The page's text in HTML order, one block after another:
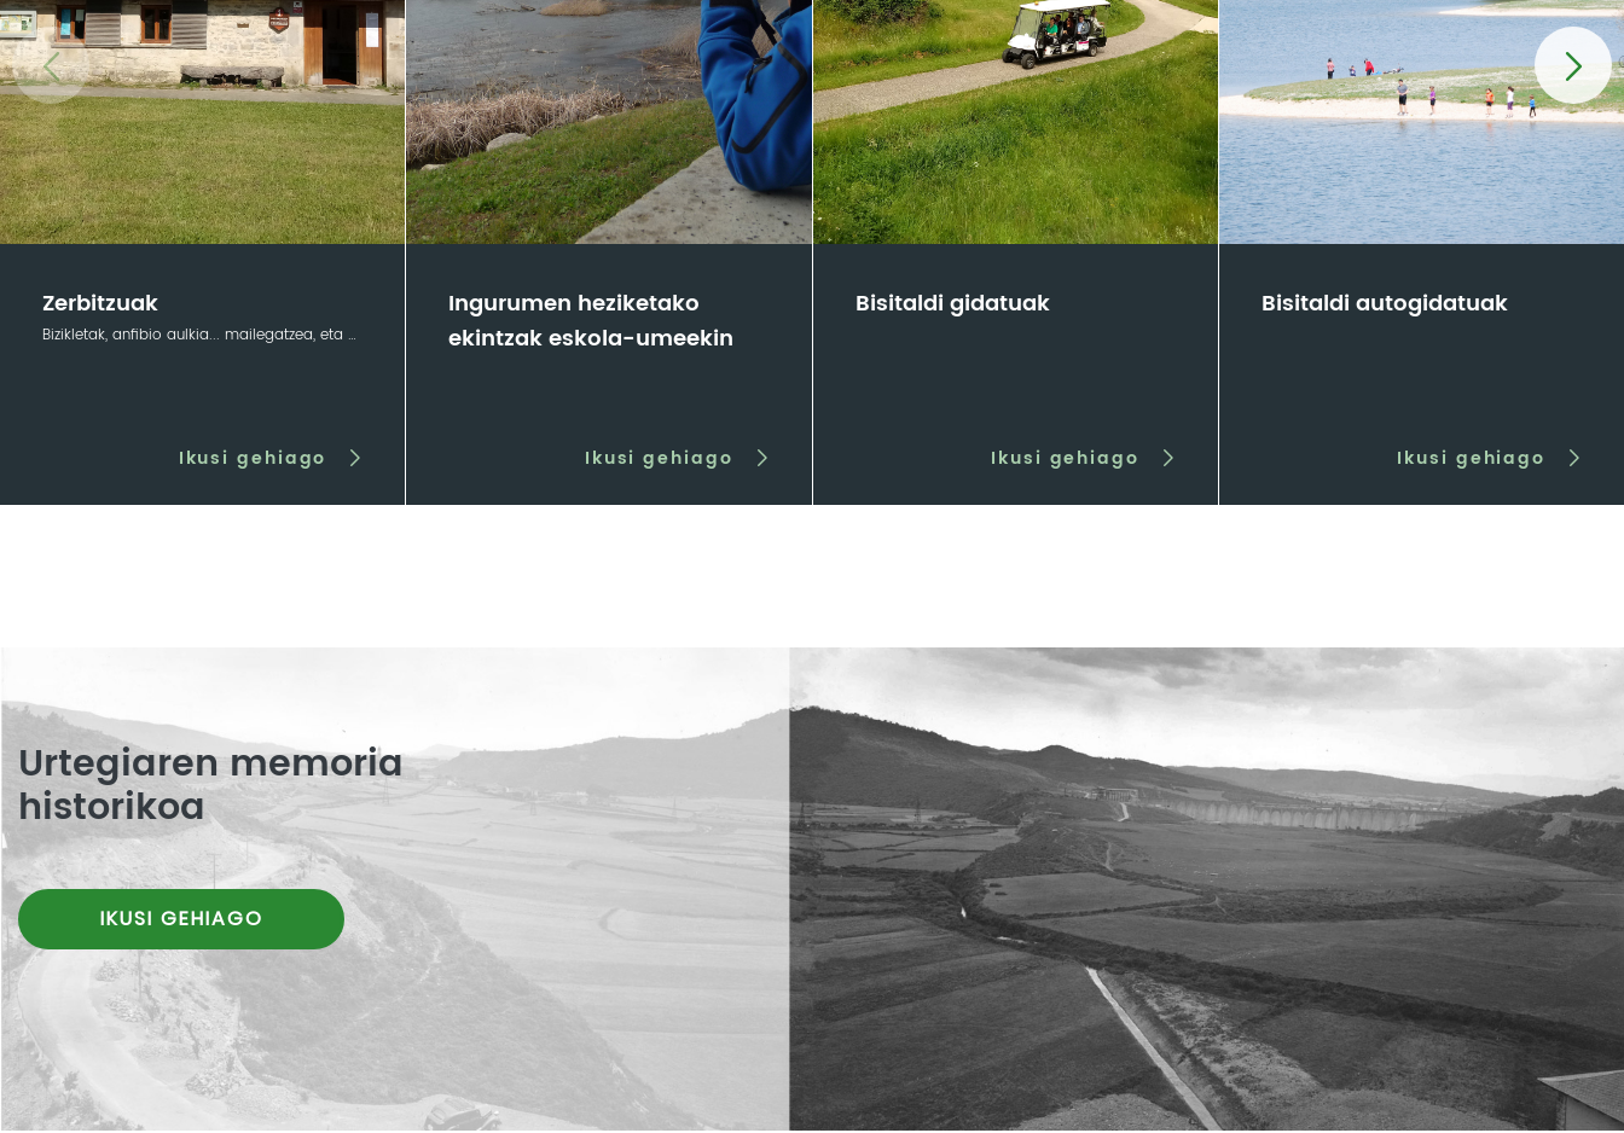
Zerbitzuak
Bizikletak, anfibio aulkia... mailegatzea, eta sorosleak
Ikusi gehiago
Ingurumen heziketako
ekintzak eskola-umeekin
Ikusi gehiago
Bisitaldi gidatuak
Ikusi gehiago
Bisitaldi autogidatuak
Ikusi gehiago
Urtegiaren memoria
historikoa
IKUSI GEHIAGO